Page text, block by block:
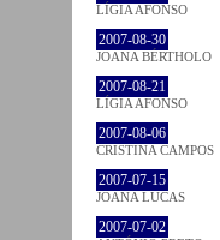
LÍGIA AFONSO
2007-08-30
JOANA BÉRTHOLO
2007-08-21
LÍGIA AFONSO
2007-08-06
CRISTINA CAMPOS
2007-07-15
JOANA LUCAS
2007-07-02